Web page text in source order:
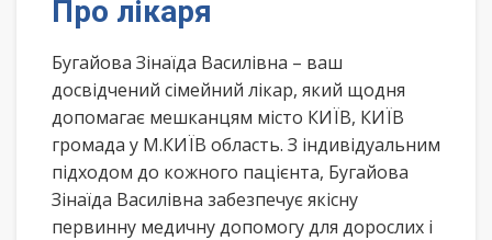
Про лікаря
Бугайова Зінаїда Василівна – ваш
досвідчений сімейний лікар, який щодня
допомагає мешканцям місто КИЇВ, КИЇВ
громада у М.КИЇВ область. З індивідуальним
підходом до кожного пацієнта, Бугайова
Зінаїда Василівна забезпечує якісну
первинну медичну допомогу для дорослих і